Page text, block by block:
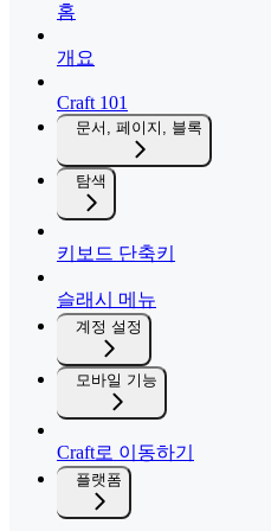
홈
개요
Craft 101
문서, 페이지, 블록
탐색
키보드 단축키
슬래시 메뉴
계정 설정
모바일 기능
Craft로 이동하기
플랫폼